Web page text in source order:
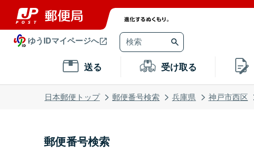
ゆうIDマイページへ
送る 受け取る
日本郵便トップ 郵便番号検索 兵庫県 神戸市西区
郵便番号検索